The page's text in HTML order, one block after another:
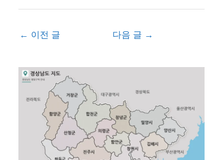
← 이전 글 다음 글 →